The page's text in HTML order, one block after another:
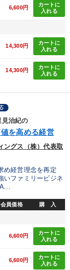
6,600円
カートに
入れる
14,300円
カートに
入れる
14,300円
カートに
入れる
見治紀の
を高める経営
ングス（株）代表取
め経営理念を再定
いファミリービジネ
会員価格 購 入
6,600円
カートに
入れる
6,600円
カートに
入れる